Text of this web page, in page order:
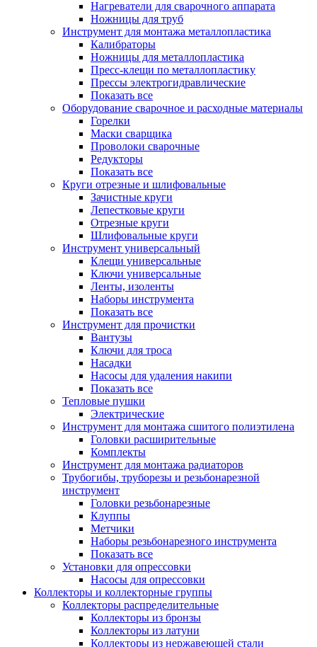
Нагреватели для сварочного аппарата
Ножницы для труб
Инструмент для монтажа металлопластика
Калибраторы
Ножницы для металлопластика
Пресс-клещи по металлопластику
Прессы электрогидравлические
Показать все
Оборудование сварочное и расходные материалы
Горелки
Маски сварщика
Проволоки сварочные
Редукторы
Показать все
Круги отрезные и шлифовальные
Зачистные круги
Лепестковые круги
Отрезные круги
Шлифовальные круги
Инструмент универсальный
Клещи универсальные
Ключи универсальные
Ленты, изоленты
Наборы инструмента
Показать все
Инструмент для прочистки
Вантузы
Ключи для троса
Насадки
Насосы для удаления накипи
Показать все
Тепловые пушки
Электрические
Инструмент для монтажа сшитого полиэтилена
Головки расширительные
Комплекты
Инструмент для монтажа радиаторов
Трубогибы, труборезы и резьбонарезной
инструмент
Головки резьбонарезные
Клуппы
Метчики
Наборы резьбонарезного инструмента
Показать все
Установки для опрессовки
Насосы для опрессовки
Коллекторы и коллекторные группы
Коллекторы распределительные
Коллекторы из бронзы
Коллекторы из латуни
Коллекторы из нержавеющей стали